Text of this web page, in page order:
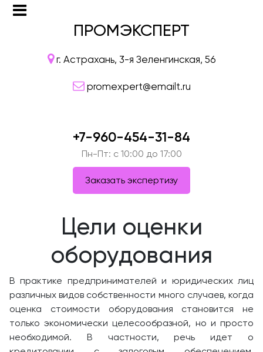
ПРОМЭКСПЕРТ
г. Астрахань, 3-я Зеленгинская, 56
promexpert@emailt.ru
+7-960-454-31-84
Пн-Пт: c 10:00 до 17:00
Заказать экспертизу
Цели оценки
оборудования
В практике предпринимателей и юридических лиц
различных видов собственности много случаев, когда
оценка стоимости оборудования становится не
только экономически целесообразной, но и просто
необходимой. В частности, речь идет о